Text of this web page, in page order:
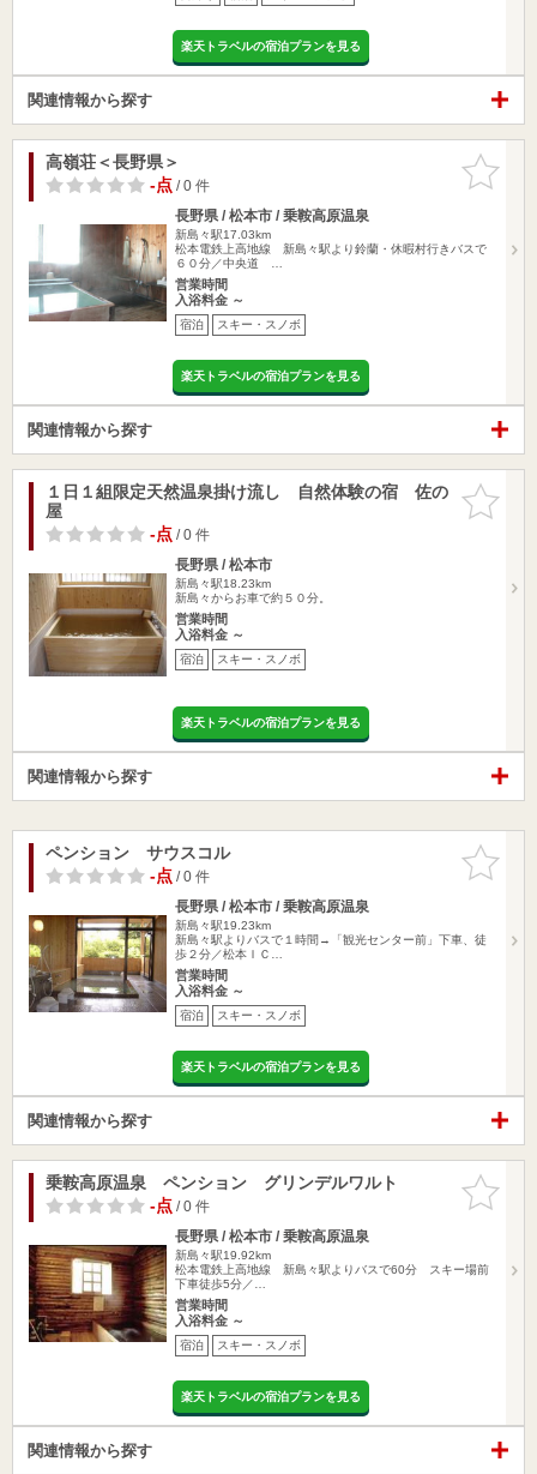
楽天トラベルの宿泊プランを見る
関連情報から探す
お気に入
りに追加
高嶺荘＜長野県＞
-点/ 0 件
長野県 / 松本市 / 乗鞍高原温泉
新島々駅17.03km
松本電鉄上高地線 新島々駅より鈴蘭・休暇村行きバスで
６０分／中央道 …
営業時間
入浴料金 ～
宿泊 スキー・スノボ
楽天トラベルの宿泊プランを見る
関連情報から探す
お気に入
りに追加
１日１組限定天然温泉掛け流し 自然体験の宿 佐の
屋
-点/ 0 件
長野県 / 松本市
新島々駅18.23km
新島々からお車で約５０分。
営業時間
入浴料金 ～
宿泊 スキー・スノボ
楽天トラベルの宿泊プランを見る
関連情報から探す
お気に入
りに追加
ペンション サウスコル
-点/ 0 件
長野県 / 松本市 / 乗鞍高原温泉
新島々駅19.23km
新島々駅よりバスで１時間→「観光センター前」下車、徒
歩２分／松本ＩＣ…
営業時間
入浴料金 ～
宿泊 スキー・スノボ
楽天トラベルの宿泊プランを見る
関連情報から探す
お気に入
りに追加
乗鞍高原温泉 ペンション グリンデルワルト
-点/ 0 件
長野県 / 松本市 / 乗鞍高原温泉
新島々駅19.92km
松本電鉄上高地線 新島々駅よりバスで60分 スキー場前
下車徒歩5分／…
営業時間
入浴料金 ～
宿泊 スキー・スノボ
楽天トラベルの宿泊プランを見る
関連情報から探す